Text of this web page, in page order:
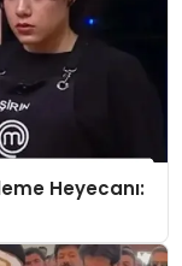
Heyecanı: